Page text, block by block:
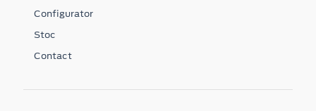
Configurator
Stoc
Contact